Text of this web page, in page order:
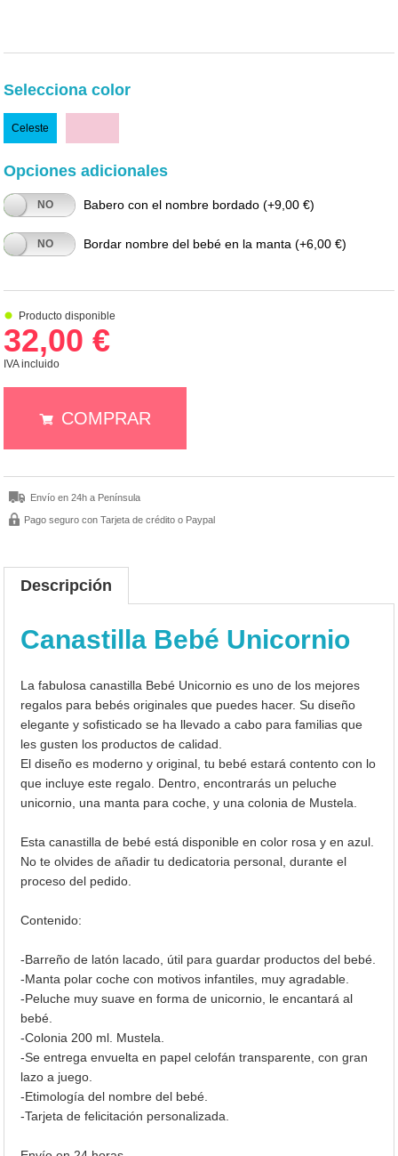
Selecciona color
Celeste
Opciones adicionales
NO Babero con el nombre bordado (+9,00 €)
NO Bordar nombre del bebé en la manta (+6,00 €)
Producto disponible
32,00 €
IVA incluido
COMPRAR
Envío en 24h a Península
Pago seguro con Tarjeta de crédito o Paypal
Descripción
Canastilla Bebé Unicornio
La fabulosa canastilla Bebé Unicornio es uno de los mejores
regalos para bebés originales que puedes hacer. Su diseño
elegante y sofisticado se ha llevado a cabo para familias que
les gusten los productos de calidad.
El diseño es moderno y original, tu bebé estará contento con lo
que incluye este regalo. Dentro, encontrarás un peluche
unicornio, una manta para coche, y una colonia de Mustela.
Esta canastilla de bebé está disponible en color rosa y en azul.
No te olvides de añadir tu dedicatoria personal, durante el
proceso del pedido.
Contenido:
-Barreño de latón lacado, útil para guardar productos del bebé.
-Manta polar coche con motivos infantiles, muy agradable.
-Peluche muy suave en forma de unicornio, le encantará al
bebé.
-Colonia 200 ml. Mustela.
-Se entrega envuelta en papel celofán transparente, con gran
lazo a juego.
-Etimología del nombre del bebé.
-Tarjeta de felicitación personalizada.